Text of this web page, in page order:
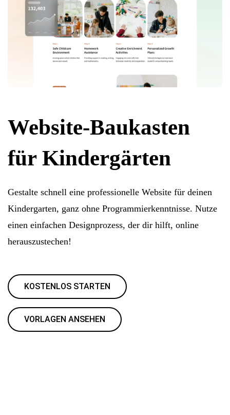
Website-Baukasten
für Kindergärten
Gestalte schnell eine professionelle Website für deinen
Kindergarten, ganz ohne Programmierkenntnisse. Nutze
einen einfachen Designprozess, der dir hilft, online
herauszustechen!
KOSTENLOS STARTEN
VORLAGEN ANSEHEN